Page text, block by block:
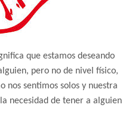
que estamos deseando
pero no de nivel físico,
nos sentimos solos y nuestra
necesidad de tener a alguien